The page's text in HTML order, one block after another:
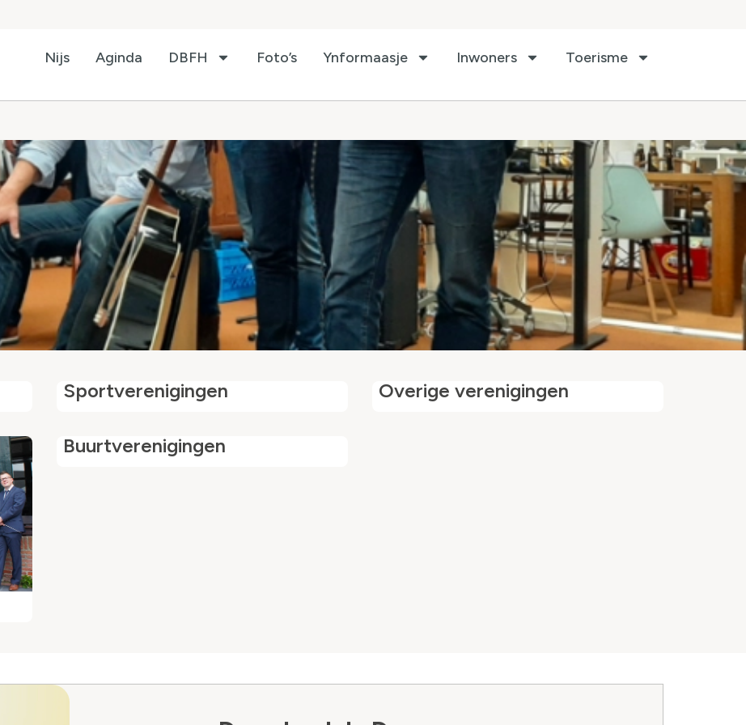
Nijs Aginda DBFH Foto’s Ynformaasje Inwoners Toerisme
Sportverenigingen Overige verenigingen
Buurtverenigingen